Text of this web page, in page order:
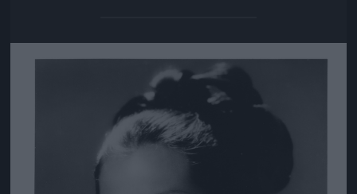
Jön még kép!